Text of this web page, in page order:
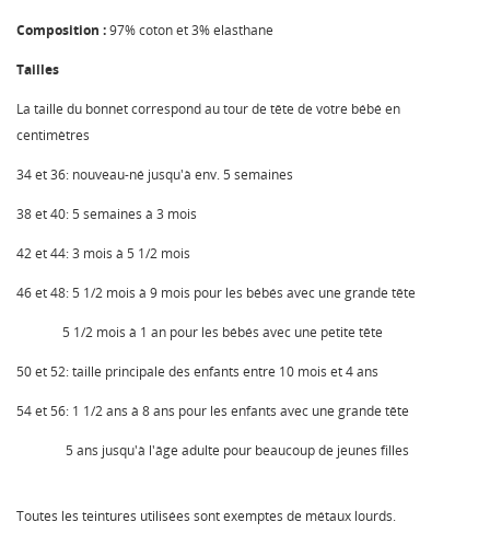
Composition :97% coton et 3% elasthane
Tailles
La taille du bonnet correspond au tour de tête de votre bébé en
centimètres
34 et 36: nouveau-né jusqu'à env. 5 semaines
38 et 40: 5 semaines à 3 mois
42 et 44: 3 mois à 5 1/2 mois
46 et 48: 5 1/2 mois à 9 mois pour les bébés avec une grande tête
5 1/2 mois à 1 an pour les bébés avec une petite tête
50 et 52: taille principale des enfants entre 10 mois et 4 ans
54 et 56: 1 1/2 ans à 8 ans pour les enfants avec une grande tête
5 ans jusqu'à l'âge adulte pour beaucoup de jeunes filles
Toutes les teintures utilisées sont exemptes de métaux lourds.